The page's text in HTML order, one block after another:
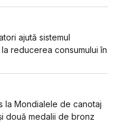
ajută sistemul
reducerea consumului în
la Mondialele de canotaj
două medalii de bronz